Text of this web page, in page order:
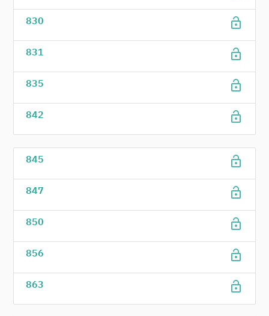
830 lock_open
831 lock_open
835 lock_open
842 lock_open
845 lock_open
847 lock_open
850 lock_open
856 lock_open
863 lock_open